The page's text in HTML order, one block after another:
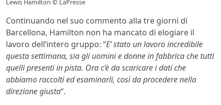
Lewis Hamilton © LaPresse
Continuando nel suo commento alla tre giorni di
Barcellona, Hamilton non ha mancato di elogiare il
lavoro dell’intero gruppo: “E’ stato un lavoro incredibile
questa settimana, sia gli uomini e donne in fabbrica che tutti
quelli presenti in pista. Ora c’è da scaricare i dati che
abbiamo raccolti ed esaminarli, così da procedere nella
direzione giusta“.